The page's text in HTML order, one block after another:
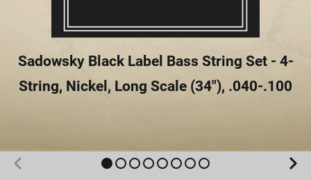
Sadowsky Black Label Bass String Set - 4-
String, Nickel, Long Scale (34"), .040-.100